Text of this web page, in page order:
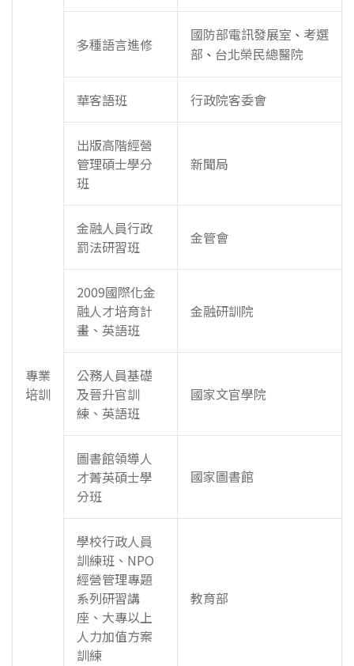
專業
培訓
多種語言進修
國防部電訊發展室 、 考選
部 、 台北榮民總醫院
華客語班 行政院客委會
出版高階經營
管理碩士學分
班
新聞局
金融人員行政
罰法研習班
金管會
2009國際化金
融人才培育計
畫、英語班
金融研訓院
公務人員基礎
及晉升官訓
練、英語班
國家文官學院
圖書館領導人
才菁英碩士學
分班
國家圖書館
學校行政人員
訓練班、NPO
經營管理專題
系列研習講
座、大專以上
人力加值方案
訓練
教育部